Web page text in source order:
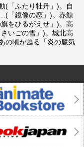
(「ふたり牡丹」)。自
「鏡像の恋」)。赤鯨
をひるがえせ」)。高
いごの雪」)。城北高
の頃が甦る「炎の蜃気